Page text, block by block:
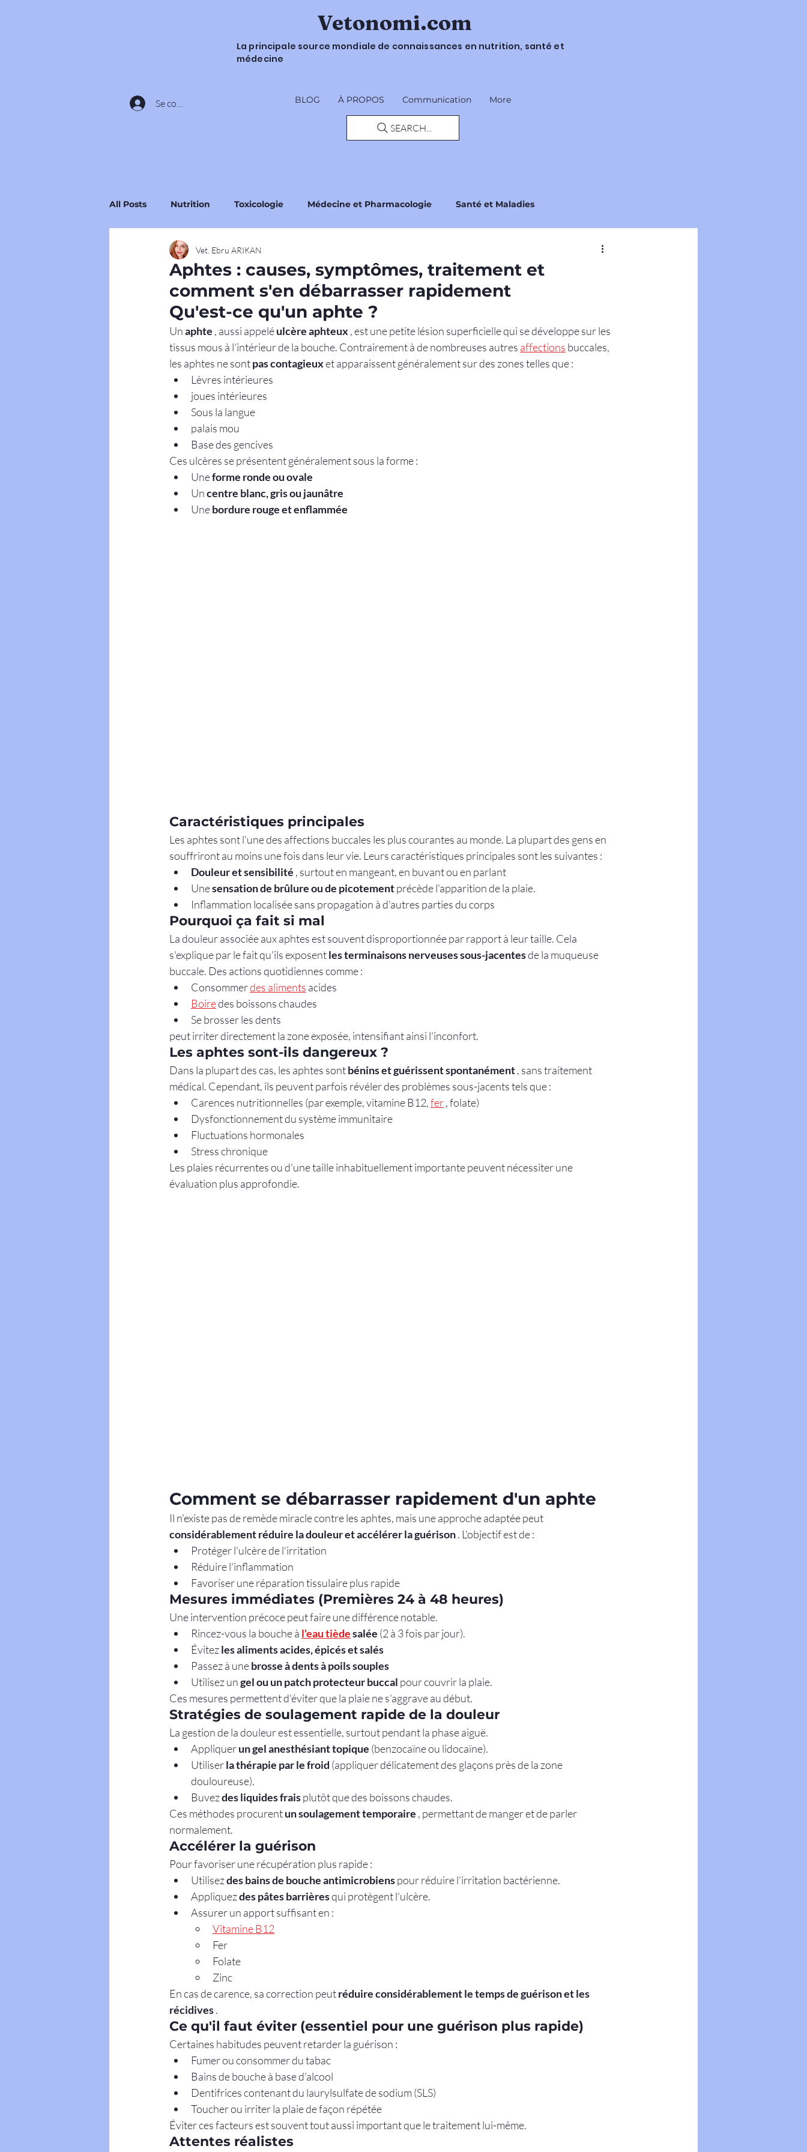
Se connecter
Vetonomi.com
La principale source mondiale de connaissances en nutrition, santé et
médecine
BLOG À PROPOS Communication More
SEARCH...
All Posts Nutrition Toxicologie Médecine et Pharmacologie Santé et Maladies
Ingrédients et Substances
Aphtes : causes, symptômes, traitement et
comment s'en débarrasser rapidement
Vet. Ebru ARIKAN
Qu'est-ce qu'un aphte ?
Un aphte , aussi appelé ulcère aphteux , est une petite lésion superficielle qui se développe sur les
tissus mous à l'intérieur de la bouche. Contrairement à de nombreuses autres affections buccales,
les aphtes ne sont pas contagieux et apparaissent généralement sur des zones telles que :
Lèvres intérieures
joues intérieures
Sous la langue
palais mou
Base des gencives
Ces ulcères se présentent généralement sous la forme :
Une forme ronde ou ovale
Un centre blanc, gris ou jaunâtre
Une bordure rouge et enflammée
Caractéristiques principales
Les aphtes sont l'une des affections buccales les plus courantes au monde. La plupart des gens en
souffriront au moins une fois dans leur vie. Leurs caractéristiques principales sont les suivantes :
Douleur et sensibilité , surtout en mangeant, en buvant ou en parlant
Une sensation de brûlure ou de picotement précède l'apparition de la plaie.
Inflammation localisée sans propagation à d'autres parties du corps
Pourquoi ça fait si mal
La douleur associée aux aphtes est souvent disproportionnée par rapport à leur taille. Cela
s'explique par le fait qu'ils exposent les terminaisons nerveuses sous-jacentes de la muqueuse
buccale. Des actions quotidiennes comme :
Consommer des aliments acides
Boire des boissons chaudes
Se brosser les dents
peut irriter directement la zone exposée, intensifiant ainsi l'inconfort.
Les aphtes sont-ils dangereux ?
Dans la plupart des cas, les aphtes sont bénins et guérissent spontanément , sans traitement
médical. Cependant, ils peuvent parfois révéler des problèmes sous-jacents tels que :
Carences nutritionnelles (par exemple, vitamine B12, fer , folate)
Dysfonctionnement du système immunitaire
Fluctuations hormonales
Stress chronique
Les plaies récurrentes ou d'une taille inhabituellement importante peuvent nécessiter une
évaluation plus approfondie.
Comment se débarrasser rapidement d'un aphte
Il n'existe pas de remède miracle contre les aphtes, mais une approche adaptée peut
considérablement réduire la douleur et accélérer la guérison . L'objectif est de :
Protéger l'ulcère de l'irritation
Réduire l'inflammation
Favoriser une réparation tissulaire plus rapide
Mesures immédiates (Premières 24 à 48 heures)
Une intervention précoce peut faire une différence notable.
Rincez-vous la bouche à l'eau tièdesalée (2 à 3 fois par jour).
Évitez les aliments acides, épicés et salés
Passez à une brosse à dents à poils souples
Utilisez un gel ou un patch protecteur buccal pour couvrir la plaie.
Ces mesures permettent d'éviter que la plaie ne s'aggrave au début.
Stratégies de soulagement rapide de la douleur
La gestion de la douleur est essentielle, surtout pendant la phase aiguë.
Appliquer un gel anesthésiant topique (benzocaïne ou lidocaïne).
Utiliser la thérapie par le froid (appliquer délicatement des glaçons près de la zone
douloureuse).
Buvez des liquides frais plutôt que des boissons chaudes.
Ces méthodes procurent un soulagement temporaire , permettant de manger et de parler
normalement.
Accélérer la guérison
Pour favoriser une récupération plus rapide :
Utilisez des bains de bouche antimicrobiens pour réduire l'irritation bactérienne.
Appliquez des pâtes barrières qui protègent l'ulcère.
Assurer un apport suffisant en :
Vitamine B12
Fer
Folate
Zinc
En cas de carence, sa correction peut réduire considérablement le temps de guérison et les
récidives .
Ce qu'il faut éviter (essentiel pour une guérison plus rapide)
Certaines habitudes peuvent retarder la guérison :
Fumer ou consommer du tabac
Bains de bouche à base d'alcool
Dentifrices contenant du laurylsulfate de sodium (SLS)
Toucher ou irriter la plaie de façon répétée
Éviter ces facteurs est souvent tout aussi important que le traitement lui-même.
Attentes réalistes